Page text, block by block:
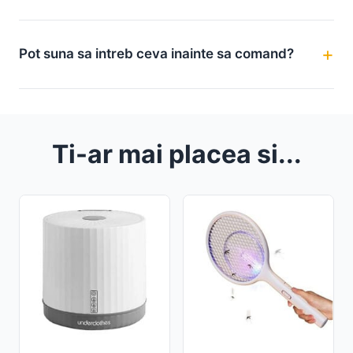
Pot suna sa intreb ceva inainte sa comand?
Ti-ar mai placea si...